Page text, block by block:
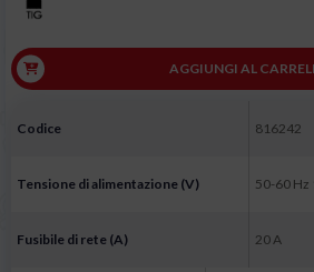
AGGIUNGI AL
Codice 816242
Tensione di alimentazione (V) 50-60 Hz
Fusibile di rete (A) 20 A